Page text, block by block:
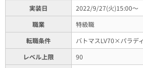
実装日
2022/9/27(火)15:00～
職業
特級職
転職条件
バトマスLV70×パラデ
レベル上限
90